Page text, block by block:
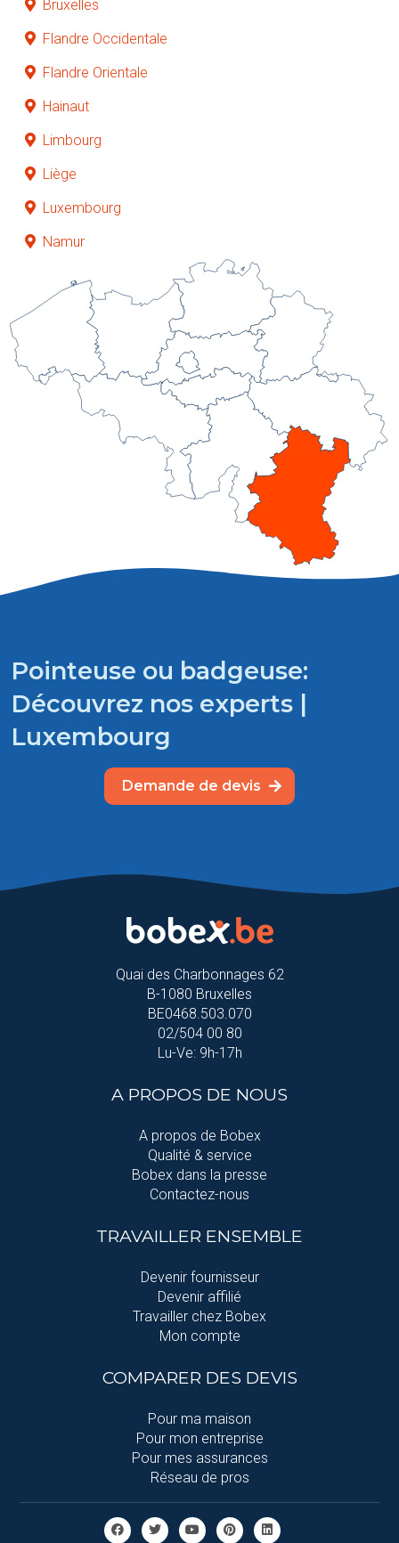
Bruxelles
Flandre Occidentale
Flandre Orientale
Hainaut
Limbourg
Liège
Luxembourg
Namur
Pointeuse ou badgeuse:
Découvrez nos experts |
Luxembourg
Demande de devis
Quai des Charbonnages 62
B-1080 Bruxelles
BE0468.503.070
02/504 00 80
Lu-Ve: 9h-17h
A PROPOS DE NOUS
A propos de Bobex
Qualité & service
Bobex dans la presse
Contactez-nous
TRAVAILLER ENSEMBLE
Devenir fournisseur
Devenir affilié
Travailler chez Bobex
Mon compte
COMPARER DES DEVIS
Pour ma maison
Pour mon entreprise
Pour mes assurances
Réseau de pros